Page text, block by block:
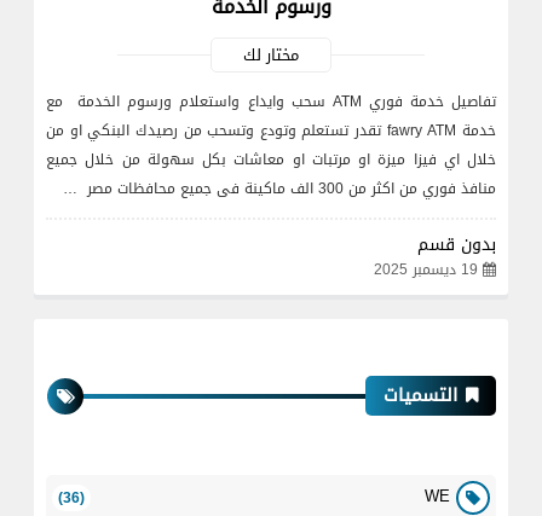
مختار لك
تفاصيل خدمة فوري ATM سحب وايداع واستعلام ورسوم الخدمة مع
خدمة fawry ATM تقدر تستعلم وتودع وتسحب من رصيدك البنكي او من
خلال اي فيزا ميزة او مرتبات او معاشات بكل سهولة من خلال جميع
منافذ فوري من اكثر من 300 الف ماكينة فى جميع محافظات مصر …
بدون قسم
19 ديسمبر 2025
التسميات
WE
(36)